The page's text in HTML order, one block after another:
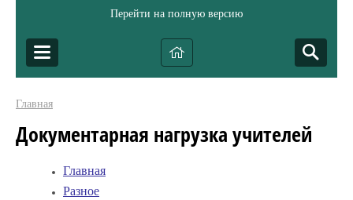
Перейти на полную версию
Главная
Документарная нагрузка учителей
Главная
Разное